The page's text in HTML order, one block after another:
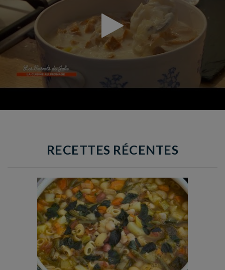
RECETTES RÉCENTES
Temps de préparation : 35 min
Temps de cuisson : 1h15
Nombre de couverts : 8